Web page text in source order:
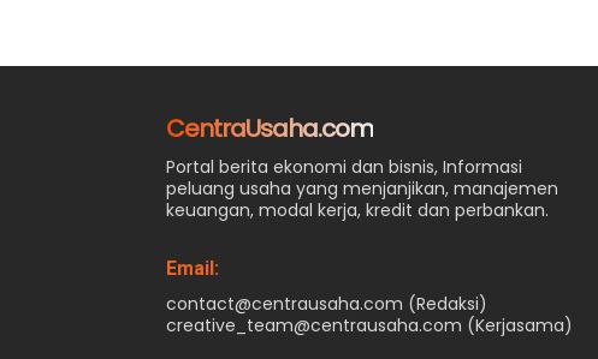
CentraUsaha.com
Portal berita ekonomi dan bisnis, Informasi
peluang usaha yang menjanjikan, manajemen
keuangan, modal kerja, kredit dan perbankan.
Email:
contact@centrausaha.com (Redaksi)
creative_team@centrausaha.com (Kerjasama)